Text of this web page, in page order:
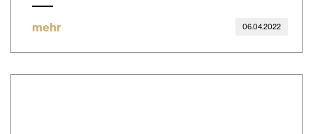
mehr 06.04.2022